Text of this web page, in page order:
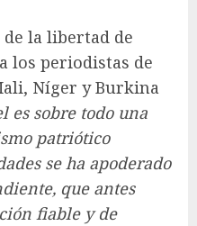
la libertad de
los periodistas de
Níger y Burkina
es sobre todo una
patriótico
se ha apoderado
que antes
fiable y de